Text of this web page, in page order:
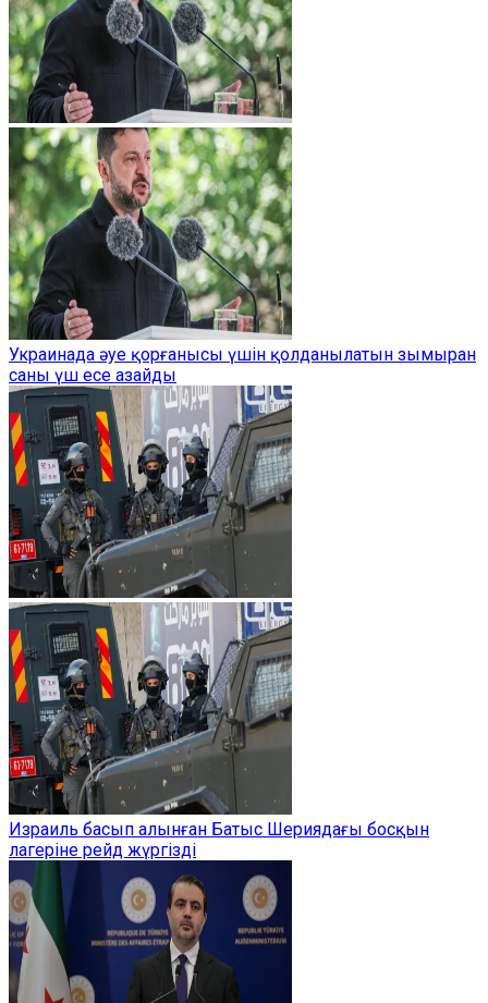
Украинада әуе қорғанысы үшін қолданылатын зымыран
саны үш есе азайды
Израиль басып алынған Батыс Шериядағы босқын
лагеріне рейд жүргізді